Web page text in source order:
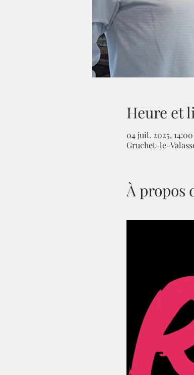
Heure et
04 juil. 2025, 14:00
Gruchet-le-
À propos